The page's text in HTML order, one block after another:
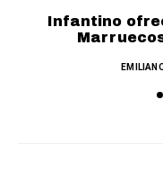
Infantino